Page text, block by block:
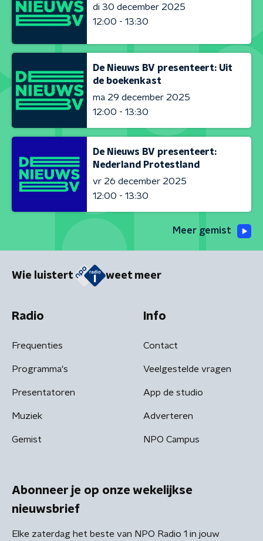
di 30 december 2025
12:00 - 13:30
De Nieuws BV presenteert: Uit
de boekenkast
ma 29 december 2025
12:00 - 13:30
De Nieuws BV presenteert:
Nederland Protestland
vr 26 december 2025
12:00 - 13:30
Meer gemist
Wie luistert weet meer
Radio
Frequenties
Programma's
Presentatoren
Muziek
Gemist
Info
Contact
Veelgestelde vragen
App de studio
Adverteren
NPO Campus
Abonneer je op onze wekelijkse
nieuwsbrief
Elke zaterdag het beste van NPO Radio 1 in jouw